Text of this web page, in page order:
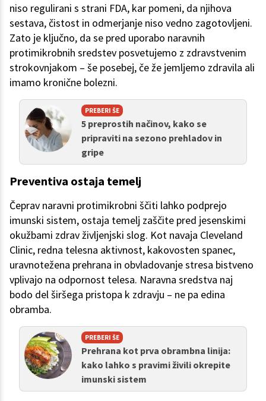
niso regulirani s strani FDA, kar pomeni, da njihova
sestava, čistost in odmerjanje niso vedno zagotovljeni.
Zato je ključno, da se pred uporabo naravnih
protimikrobnih sredstev posvetujemo z zdravstvenim
strokovnjakom – še posebej, če že jemljemo zdravila ali
imamo kronične bolezni.
PREBERI ŠE
5 preprostih načinov, kako se
pripraviti na sezono prehladov in
gripe
Preventiva ostaja temelj
Čeprav naravni protimikrobni ščiti lahko podprejo
imunski sistem, ostaja temelj zaščite pred jesenskimi
okužbami zdrav življenjski slog. Kot navaja Cleveland
Clinic, redna telesna aktivnost, kakovosten spanec,
uravnotežena prehrana in obvladovanje stresa bistveno
vplivajo na odpornost telesa. Naravna sredstva naj
bodo del širšega pristopa k zdravju – ne pa edina
obramba.
PREBERI ŠE
Prehrana kot prva obrambna linija:
kako lahko s pravimi živili okrepite
imunski sistem